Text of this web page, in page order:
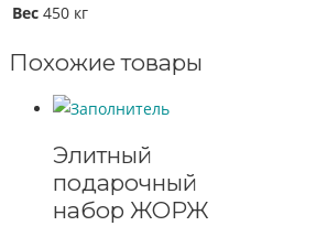
Вес 450 кг
Похожие товары
Элитный
подарочный
набор ЖОРЖ